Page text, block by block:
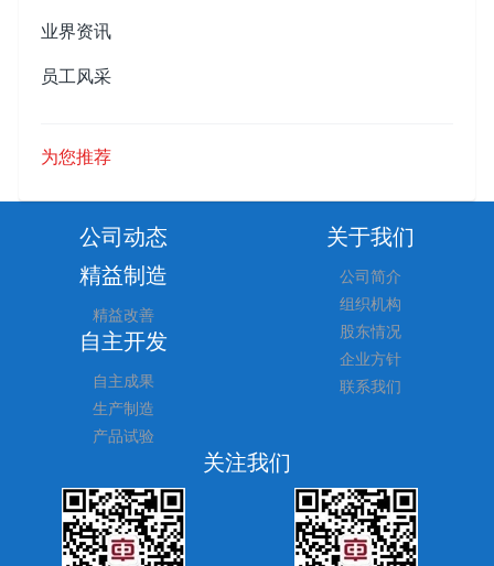
业界资讯
员工风采
为您推荐
公司动态 关于我们
公司简介
组织机构
股东情况
企业方针
联系我们
精益制造
精益改善
自主开发
自主成果
生产制造
产品试验
关注我们